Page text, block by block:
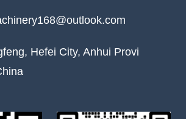
Hefei City, Anhui Provi